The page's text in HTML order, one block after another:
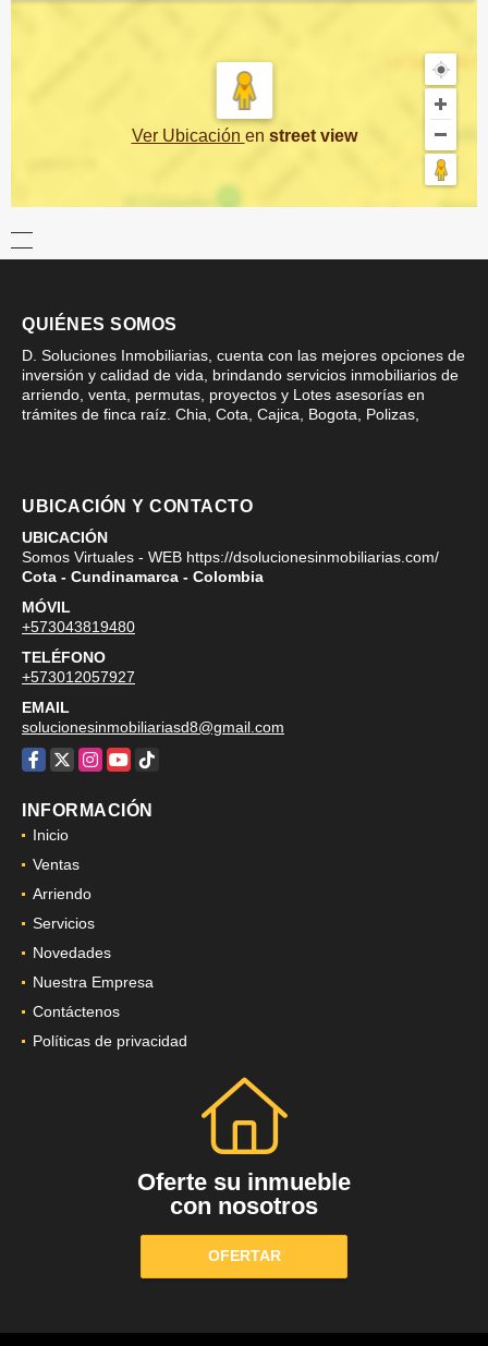
Ver Ubicación en street view
QUIÉNES SOMOS
D. Soluciones Inmobiliarias, cuenta con las mejores opciones de
inversión y calidad de vida, brindando servicios inmobiliarios de
arriendo, venta, permutas, proyectos y Lotes asesorías en
trámites de finca raíz. Chia, Cota, Cajica, Bogota, Polizas,
UBICACIÓN Y CONTACTO
UBICACIÓN
Somos Virtuales - WEB https://dsolucionesinmobiliarias.com/
Cota - Cundinamarca - Colombia
MÓVIL
+573043819480
TELÉFONO
+573012057927
EMAIL
solucionesinmobiliariasd8@gmail.com
Facebook
X Instagram
YouTube
TikTok
INFORMACIÓN
Inicio
Ventas
Arriendo
Servicios
Novedades
Nuestra Empresa
Contáctenos
Políticas de privacidad
Oferte su inmueble
con nosotros
OFERTAR